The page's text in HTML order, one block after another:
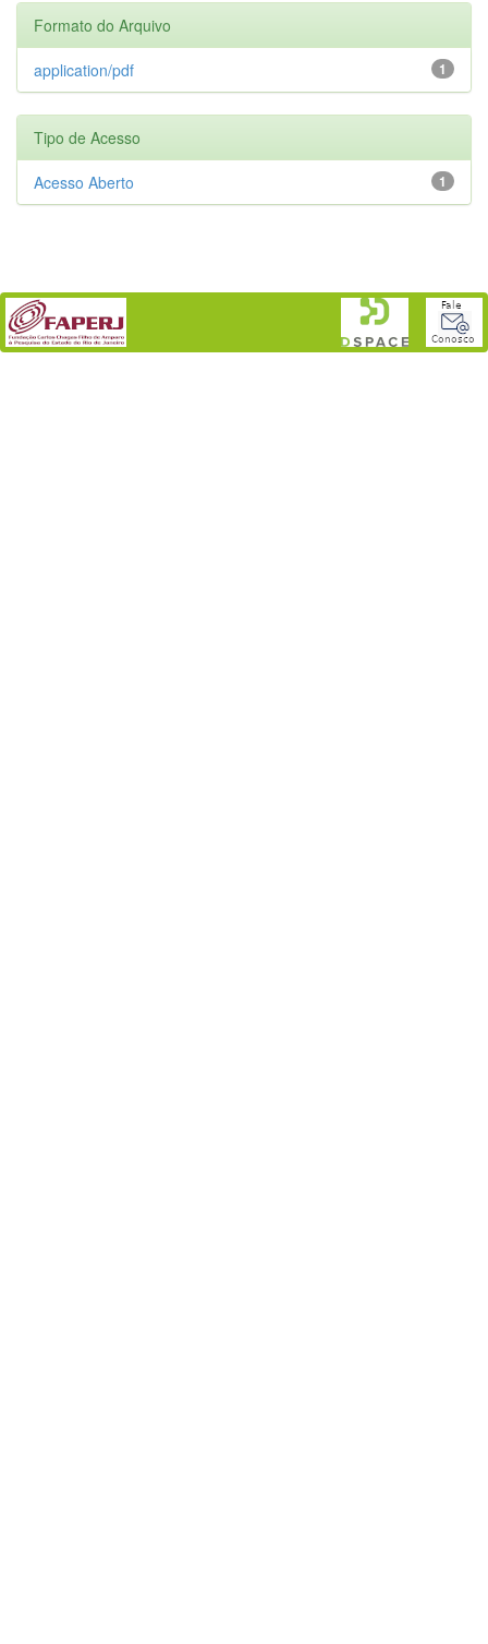
Formato do Arquivo
1
application/pdf
Tipo de Acesso
1
Acesso Aberto